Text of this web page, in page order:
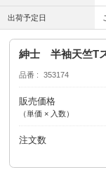
出荷予定日
紳士 半袖天竺T
品番 353174
販売価格
（単価 × 入数）
注文数